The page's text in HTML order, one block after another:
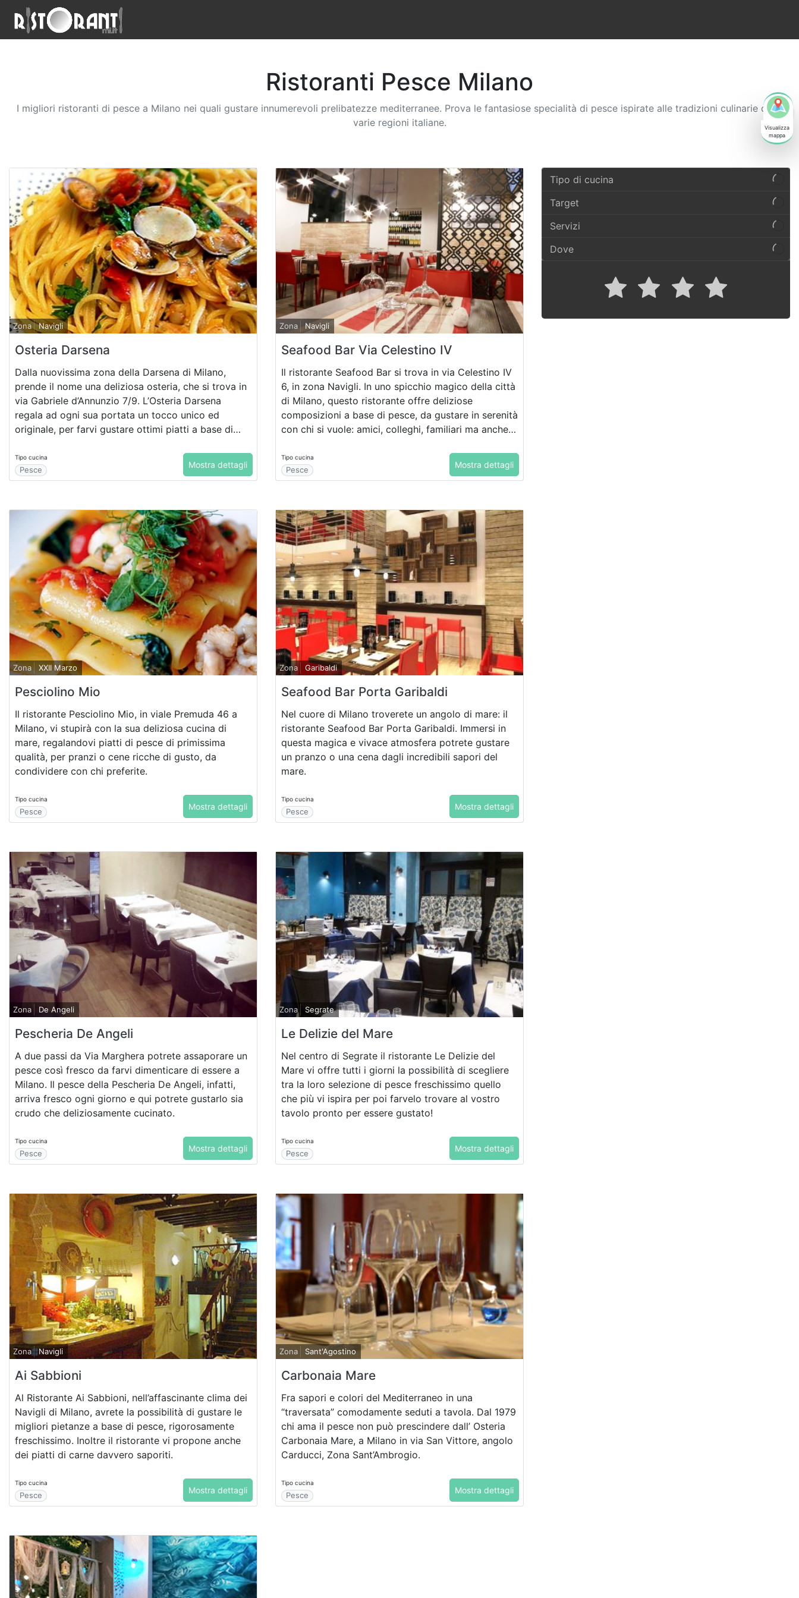
Ristoranti Pesce Milano
I migliori ristoranti di pesce a Milano nei quali gustare innumerevoli prelibatezze mediterranee. Prova le fantasiose specialità di pesce ispirate alle tradizioni culinarie delle
varie regioni italiane.
Zona Navigli
Osteria Darsena
Dalla nuovissima zona della Darsena di Milano,
prende il nome una deliziosa osteria, che si trova in
via Gabriele d’Annunzio 7/9. L’Osteria Darsena
regala ad ogni sua portata un tocco unico ed
originale, per farvi gustare ottimi piatti a base di
Tipo cucina
Pesce Mostra dettagli
Zona Navigli
Seafood Bar Via Celestino IV
Il ristorante Seafood Bar si trova in via Celestino IV
6, in zona Navigli. In uno spicchio magico della città
di Milano, questo ristorante offre deliziose
composizioni a base di pesce, da gustare in serenità
con chi si vuole: amici, colleghi, familiari ma anche
Tipo cucina
Pesce Mostra dettagli
Zona XXII Marzo
Pesciolino Mio
Il ristorante Pesciolino Mio, in viale Premuda 46 a
Milano, vi stupirà con la sua deliziosa cucina di
mare, regalandovi piatti di pesce di primissima
qualità, per pranzi o cene ricche di gusto, da
condividere con chi preferite.
Tipo cucina
Pesce Mostra dettagli
Zona Garibaldi
Seafood Bar Porta Garibaldi
Nel cuore di Milano troverete un angolo di mare: il
ristorante Seafood Bar Porta Garibaldi. Immersi in
questa magica e vivace atmosfera potrete gustare
un pranzo o una cena dagli incredibili sapori del
mare.
Tipo cucina
Pesce Mostra dettagli
Zona De Angeli
Pescheria De Angeli
A due passi da Via Marghera potrete assaporare un
pesce così fresco da farvi dimenticare di essere a
Milano. Il pesce della Pescheria De Angeli, infatti,
arriva fresco ogni giorno e qui potrete gustarlo sia
crudo che deliziosamente cucinato.
Tipo cucina
Pesce Mostra dettagli
Zona Segrate
Le Delizie del Mare
Nel centro di Segrate il ristorante Le Delizie del
Mare vi offre tutti i giorni la possibilità di scegliere
tra la loro selezione di pesce freschissimo quello
che più vi ispira per poi farvelo trovare al vostro
tavolo pronto per essere gustato!
Tipo cucina
Pesce Mostra dettagli
Zona Navigli
Ai Sabbioni
Al Ristorante Ai Sabbioni, nell’affascinante clima dei
Navigli di Milano, avrete la possibilità di gustare le
migliori pietanze a base di pesce, rigorosamente
freschissimo. Inoltre il ristorante vi propone anche
dei piatti di carne davvero saporiti.
Tipo cucina
Pesce Mostra dettagli
Zona Sant'Agostino
Carbonaia Mare
Fra sapori e colori del Mediterraneo in una
“traversata” comodamente seduti a tavola. Dal 1979
chi ama il pesce non può prescindere dall’ Osteria
Carbonaia Mare, a Milano in via San Vittore, angolo
Carducci, Zona Sant’Ambrogio.
Tipo cucina
Pesce Mostra dettagli
Tipo di cucina
Target
Servizi
Dove